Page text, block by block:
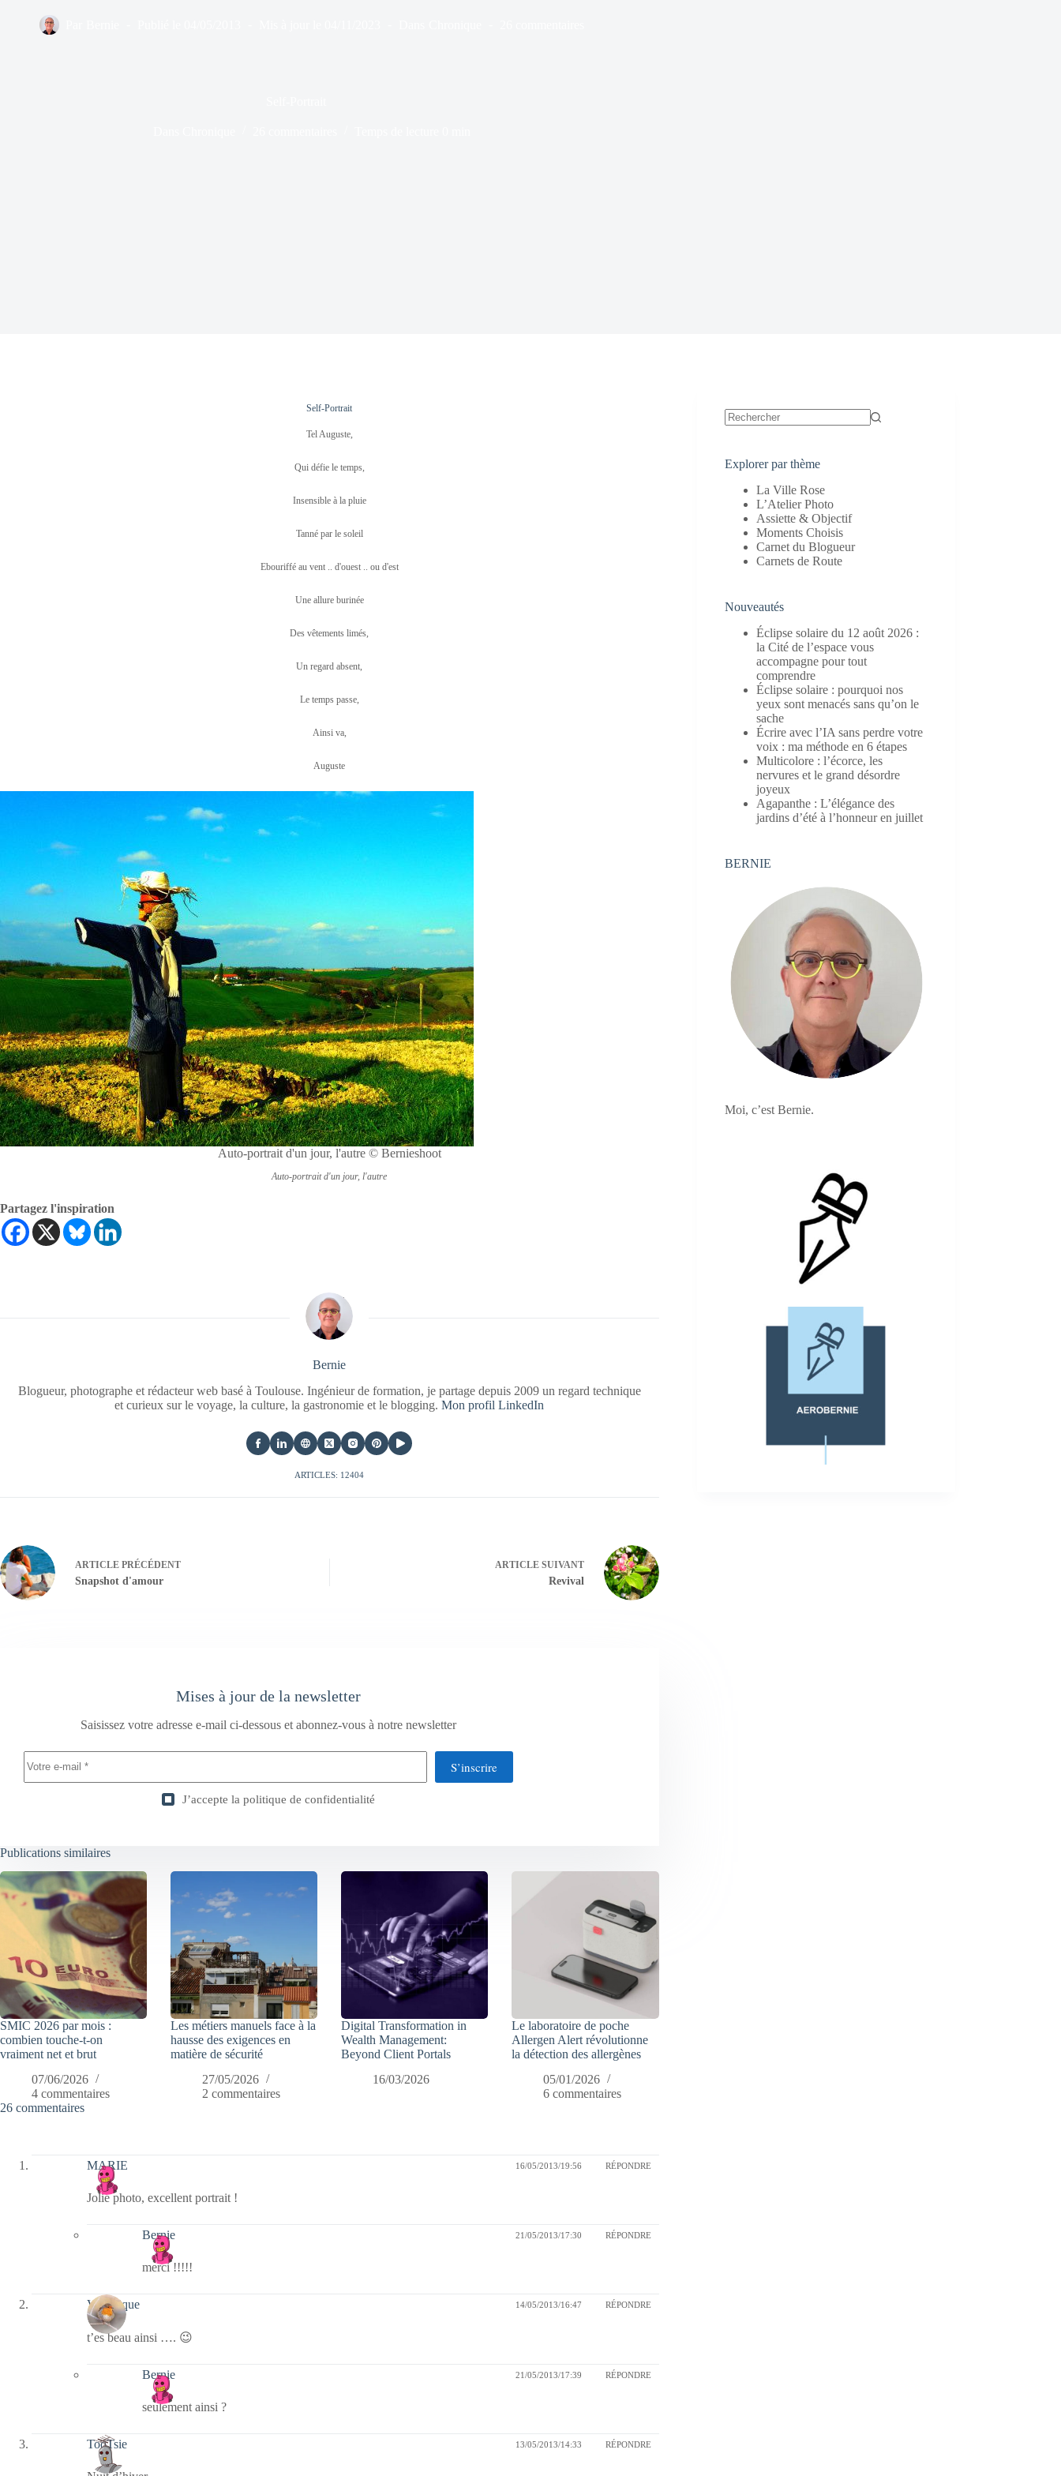
Self-Portrait
Tel Auguste,
Qui défie le temps,
Insensible à la pluie
Tanné par le soleil
Ebouriffé au vent .. d'ouest .. ou d'est
Une allure burinée
Des vêtements limés,
Un regard absent,
Le temps passe,
Ainsi va,
Auguste
Auto-portrait d'un jour, l'autre © Bernieshoot
Auto-portrait d'un jour, l'autre
Partagez l'inspiration
Bernie
Blogueur, photographe et rédacteur web basé à Toulouse. Ingénieur de formation, je partage depuis 2009 un regard technique
et curieux sur le voyage, la culture, la gastronomie et le blogging.Mon profil LinkedIn
ARTICLES: 12404
ARTICLE PRÉCÉDENT
Snapshot d'amour
ARTICLESUIVANT
Revival
Mises à jour de la newsletter
Saisissez votre adresse e-mail ci-dessous et abonnez-vous à notre newsletter
S’inscrire
J’accepte la politique de confidentialité
Publications similaires
SMIC 2026 par mois :
combien touche-t-on
vraiment net et brut
07/06/2026
4 commentaires
Les métiers manuels face à la
hausse des exigences en
matière de sécurité
27/05/2026
2 commentaires
Digital Transformation in
Wealth Management:
Beyond Client Portals
16/03/2026
Le laboratoire de poche
Allergen Alert révolutionne
la détection des allergènes
05/01/2026
6 commentaires
26 commentaires
MARIE 16/05/2013/19:56 RÉPONDRE
Jolie photo, excellent portrait !
Bernie 21/05/2013/17:30 RÉPONDRE
merci !!!!!
Véronique 14/05/2013/16:47 RÉPONDRE
t’es beau ainsi …. 😉
Bernie 21/05/2013/17:39 RÉPONDRE
seulement ainsi ?
TooTsie 13/05/2013/14:33 RÉPONDRE
Explorer par thème
La Ville Rose
L’Atelier Photo
Assiette & Objectif
Moments Choisis
Carnet du Blogueur
Carnets de Route
Nouveautés
Éclipse solaire du 12 août 2026 :
la Cité de l’espace vous
accompagne pour tout
comprendre
Éclipse solaire : pourquoi nos
yeux sont menacés sans qu’on le
sache
Écrire avec l’IA sans perdre votre
voix : ma méthode en 6 étapes
Multicolore : l’écorce, les
nervures et le grand désordre
joyeux
Agapanthe : L’élégance des
jardins d’été à l’honneur en juillet
BERNIE
Moi, c’est Bernie.